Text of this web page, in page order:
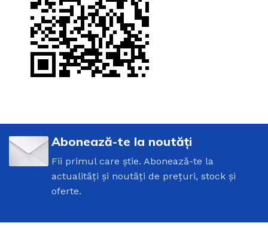
Abonează-te la noutăți
Fii primul care știe. Abonează-te la
actualități și noutăți de prețuri, stock și
oferte.